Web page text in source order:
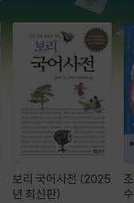
보리 국어사전 (2025
년 최신판)